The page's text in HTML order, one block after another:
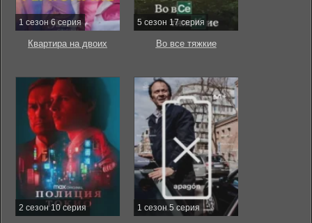
1 сезон 6 серия
Квартира на двоих
5 сезон 17 серия
Во все тяжкие
2 сезон 10 серия 1 сезон 5 серия